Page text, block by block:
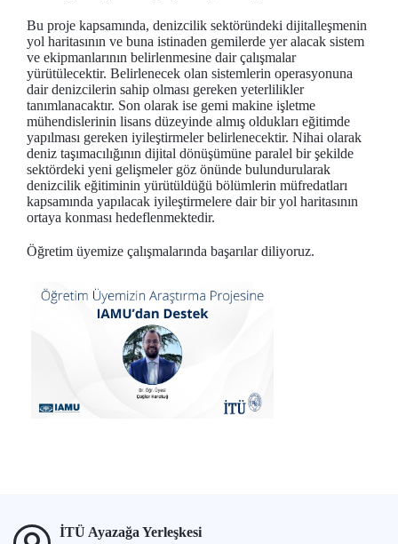
Bu proje kapsamında, denizcilik sektöründeki dijitalleşmenin
yol haritasının ve buna istinaden gemilerde yer alacak sistem
ve ekipmanlarının belirlenmesine dair çalışmalar
yürütülecektir. Belirlenecek olan sistemlerin operasyonuna
dair denizcilerin sahip olması gereken yeterlilikler
tanımlanacaktır. Son olarak ise gemi makine işletme
mühendislerinin lisans düzeyinde almış oldukları eğitimde
yapılması gereken iyileştirmeler belirlenecektir. Nihai olarak
deniz taşımacılığının dijital dönüşümüne paralel bir şekilde
sektördeki yeni gelişmeler göz önünde bulundurularak
denizcilik eğitiminin yürütüldüğü bölümlerin müfredatları
kapsamında yapılacak iyileştirmelere dair bir yol haritasının
ortaya konması hedeflenmektedir.
Öğretim üyemize çalışmalarında başarılar diliyoruz.
İTÜ Ayazağa Yerleşkesi